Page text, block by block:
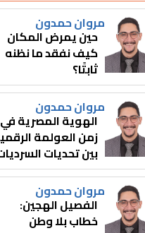
مروان حمدون
حين يمرض المكان
كيف نفقد ما نظنه
ثابتًا؟
مروان حمدون
الهوية المصرية في
زمن العولمة
بين تحديات
وصناعة الوعي
مروان حمدون
الفصيل الهجين:
خطاب بلا وطن